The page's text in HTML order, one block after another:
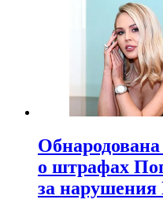
о штрафах
за